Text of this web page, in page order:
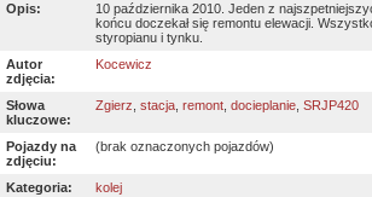
Opis:
10 października 2010. Jeden z
końcu doczekał się remontu elewacji.
styropianu i tynku.
Autor
zdjęcia:
Kocewicz
Słowa
kluczowe:
Zgierz, stacja, remont, docieplanie, SRJP420
Pojazdy na
zdjęciu:
(brak oznaczonych pojazdów)
Kategoria:
kolej